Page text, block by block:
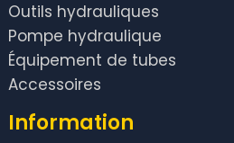
Outils hydrauliques
Pompe hydraulique
Équipement de tubes
Accessoires
Information